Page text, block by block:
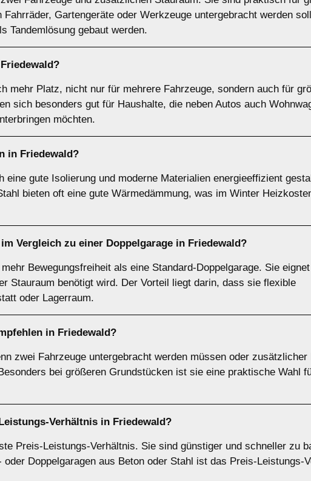
Gartengeräte oder Werkzeuge untergebracht werden
Tandemlösung gebaut werden.
mehr Platz, nicht nur für mehrere Fahrzeuge, sondern auch für
sich besonders gut für Haushalte, die neben Autos auch
möchten.
in Friedewald?
eine gute Isolierung und moderne Materialien energieeffizient
bieten oft eine gute Wärmedämmung, was im Winter
im Vergleich zu einer Doppelgarage in Friedewald?
Bewegungsfreiheit als eine Standard-Doppelgarage. Sie
Stauraum benötigt wird. Der Vorteil liegt darin, dass sie flexible
oder Lagerraum.
in Friedewald?
zwei Fahrzeuge untergebracht werden müssen oder
bei größeren Grundstücken ist sie eine praktische Wahl
Verhältnis in Friedewald?
Preis-Leistungs-Verhältnis. Sie sind günstiger und schneller zu
Doppelgaragen aus Beton oder Stahl ist das Preis-Leistungs-